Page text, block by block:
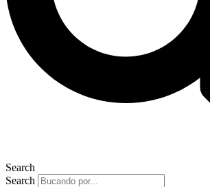
Search
Search